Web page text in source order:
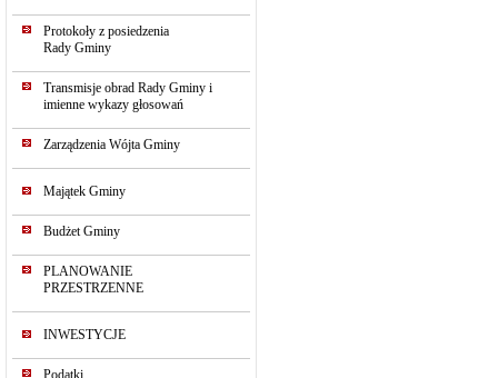
Protokoły z posiedzenia
Rady Gminy
Transmisje obrad Rady Gminy i
imienne wykazy głosowań
Zarządzenia Wójta Gminy
Majątek Gminy
Budżet Gminy
PLANOWANIE
PRZESTRZENNE
INWESTYCJE
Podatki